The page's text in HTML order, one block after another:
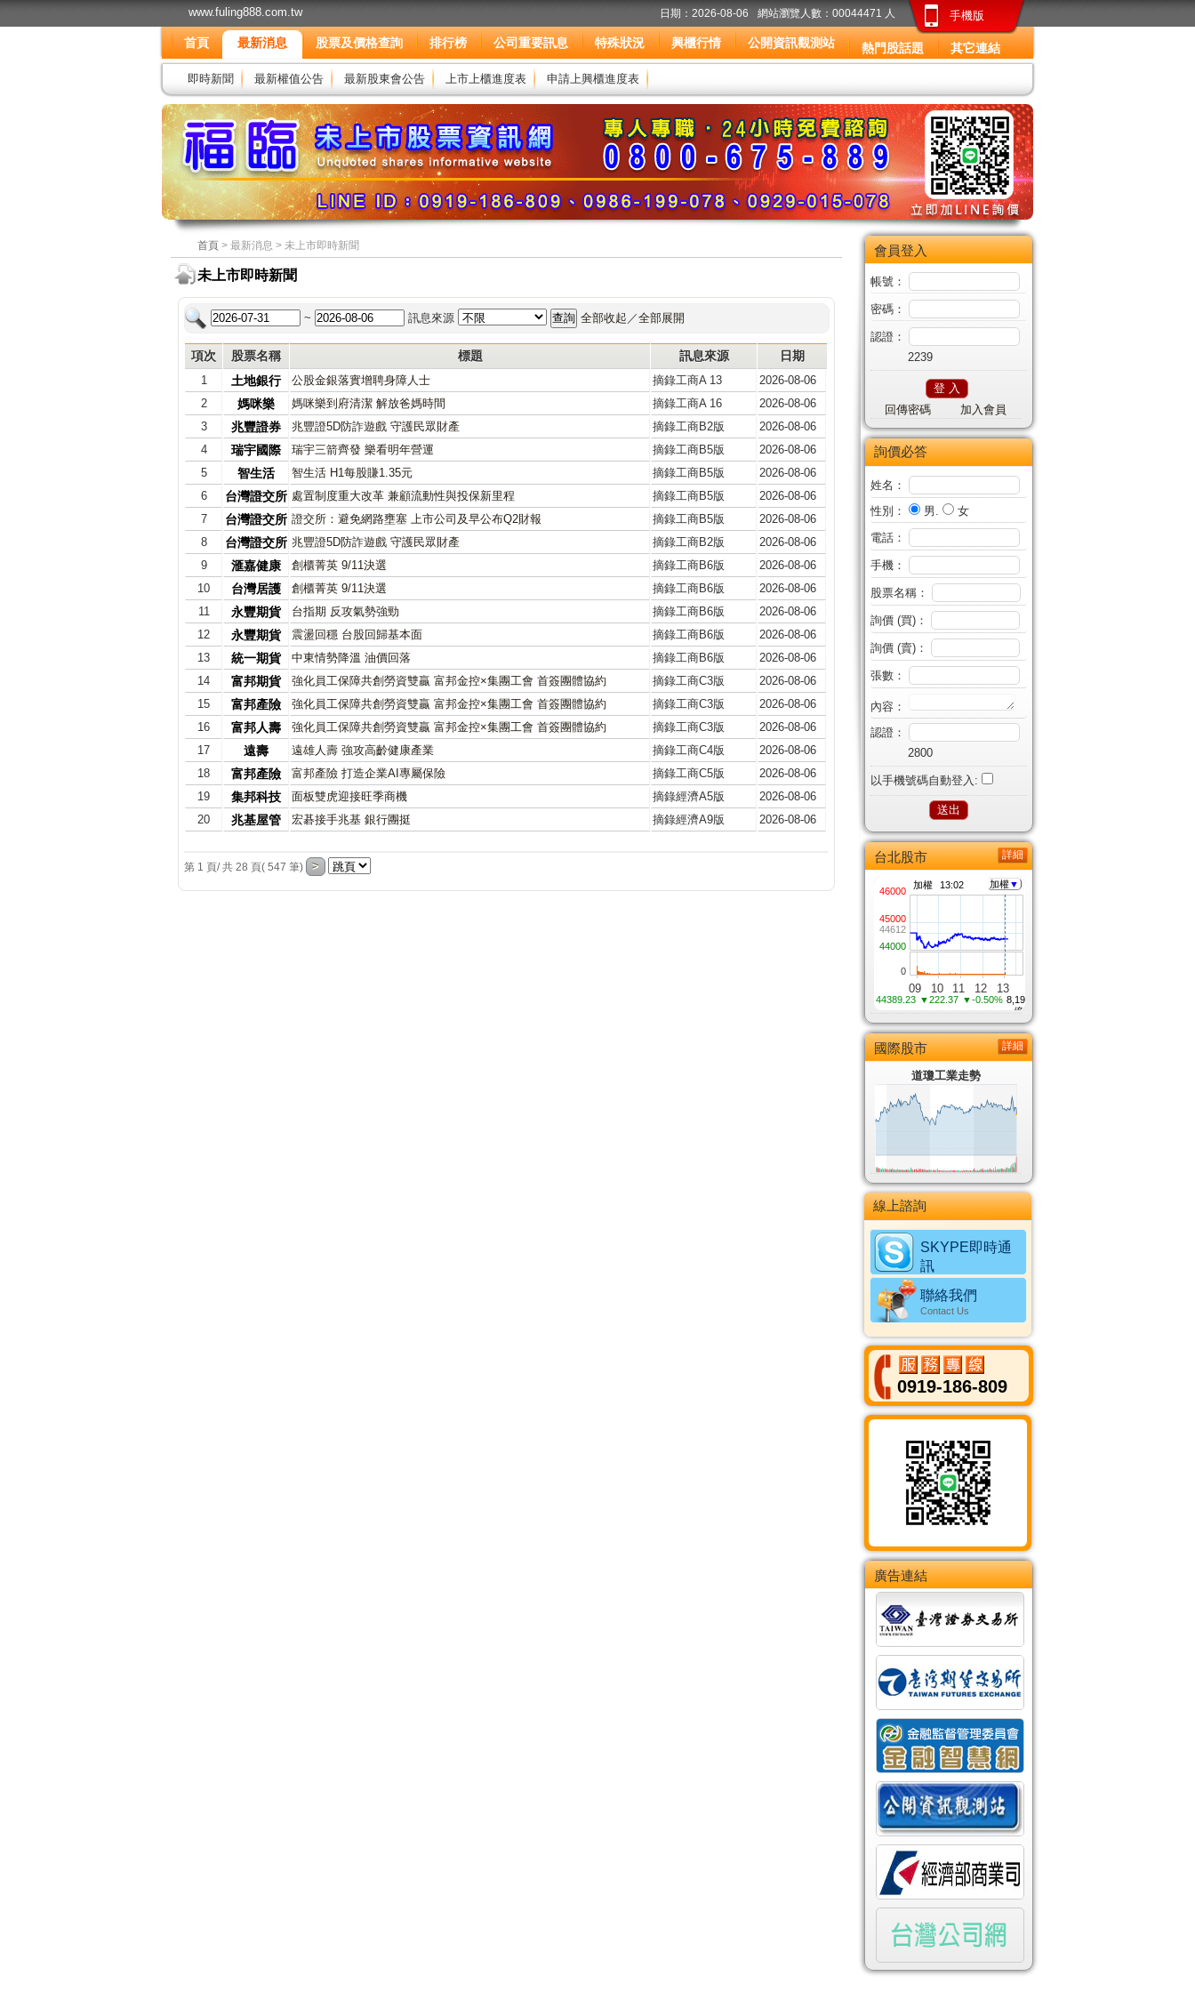
www.fuling888.com.tw 手機版
網站瀏覽人數：00044471 人
日期：2026-08-06
首頁 最新消息 股票及價格查詢 排行榜 公司重要訊息 特殊狀況 興櫃行情 公開資訊觀測站 熱門股話題 其它連結
即時新聞 最新權值公告 最新股東會公告 上市上櫃進度表 申請上興櫃進度表
會員登入
帳號：
密碼：
認證：
2239
回傳密碼 加入會員
詢價必答
姓名：
性別：
男.
女
電話：
手機：
股票名稱：
詢價 (買)：
詢價 (賣)：
張數：
內容：
認證：
2800
以手機號碼自動登入:
台北股市 詳細
國際股市 詳細
道瓊工業走勢
線上諮詢
SKYPE即時通
訊
Online Messenger
聯絡我們
Contact Us
0919-186-809
廣告連結
首頁 > 最新消息 > 未上市即時新聞
未上市即時新聞
~ 訊息來源 全部收起 ／全部展開
項次 股票名稱 標題 訊息來源 日期
1 土地銀行 公股金銀落實增聘身障人士 摘錄工商A 13
2026-08-06
2
媽咪樂 媽咪樂到府清潔 解放爸媽時間 摘錄工商A 16
2026-08-06
3
兆豐證券 兆豐證5D防詐遊戲 守護民眾財產 摘錄工商B2版
2026-08-06
4
瑞宇國際 瑞宇三箭齊發 樂看明年營運 摘錄工商B5版
2026-08-06
5
智生活 智生活 H1每股賺1.35元 摘錄工商B5版
2026-08-06
6
台灣證交所 處置制度重大改革 兼顧流動性與投保新里程 摘錄工商B5版
2026-08-06
7
台灣證交所 證交所：避免網路壅塞 上市公司及早公布Q2財報 摘錄工商B5版
2026-08-06
8
台灣證交所 兆豐證5D防詐遊戲 守護民眾財產 摘錄工商B2版
2026-08-06
9
滙嘉健康 創櫃菁英 9/11決選 摘錄工商B6版
2026-08-06
10
台灣居護 創櫃菁英 9/11決選 摘錄工商B6版
2026-08-06
11
永豐期貨 台指期 反攻氣勢強勁 摘錄工商B6版
2026-08-06
12
永豐期貨 震盪回穩 台股回歸基本面 摘錄工商B6版
2026-08-06
13
統一期貨 中東情勢降溫 油價回落 摘錄工商B6版
2026-08-06
14
富邦期貨 強化員工保障共創勞資雙贏 富邦金控×集團工會 首簽團體協約 摘錄工商C3版
2026-08-06
15
富邦產險 強化員工保障共創勞資雙贏 富邦金控×集團工會 首簽團體協約 摘錄工商C3版
2026-08-06
16
富邦人壽 強化員工保障共創勞資雙贏 富邦金控×集團工會 首簽團體協約 摘錄工商C3版
2026-08-06
17
遠壽 遠雄人壽 強攻高齡健康產業 摘錄工商C4版
2026-08-06
18
富邦產險 富邦產險 打造企業AI專屬保險 摘錄工商C5版
2026-08-06
19
集邦科技 面板雙虎迎接旺季商機 摘錄經濟A5版
2026-08-06
20
兆基屋管 宏碁接手兆基 銀行團挺 摘錄經濟A9版 2026-08-06
第 1 頁/ 共 28 頁( 547 筆)